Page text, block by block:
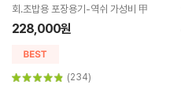
회.초밥용 포장용기-역쉬 가성비 甲
228,000원
(234)